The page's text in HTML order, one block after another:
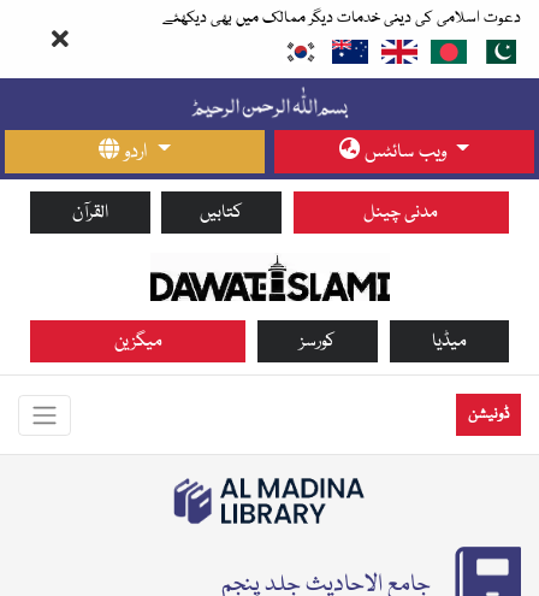
دعوت اسلامی کی دینی خدمات دیگر ممالک میں بھی دیکھئے
اردو ویب سائٹس
القرآن کتابیں مدنی چینل
میگزین کورسز میڈیا
ڈونیشن
جامع الاحادیث جلد پنجم